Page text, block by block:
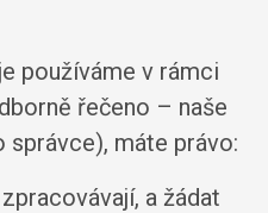
používáme v rámci
řečeno – naše
správce), máte právo:
a žádat